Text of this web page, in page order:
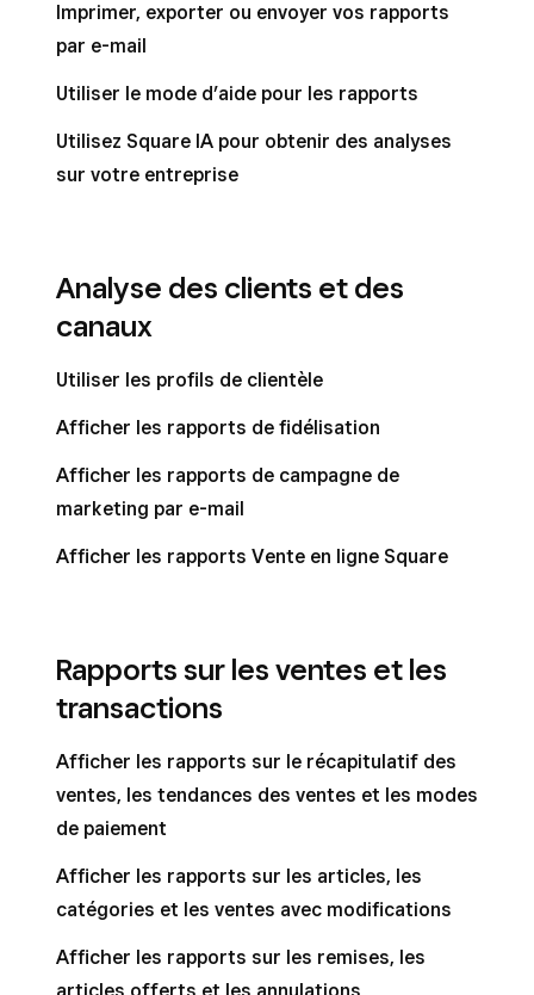
Imprimer, exporter ou envoyer vos rapports
par e-mail
Utiliser le mode d’aide pour les rapports
Utilisez Square IA pour obtenir des analyses
sur votre entreprise
Analyse des clients et des
canaux
Utiliser les profils de clientèle
Afficher les rapports de fidélisation
Afficher les rapports de campagne de
marketing par e-mail
Afficher les rapports Vente en ligne Square
Rapports sur les ventes et les
transactions
Afficher les rapports sur le récapitulatif des
ventes, les tendances des ventes et les modes
de paiement
Afficher les rapports sur les articles, les
catégories et les ventes avec modifications
Afficher les rapports sur les remises, les